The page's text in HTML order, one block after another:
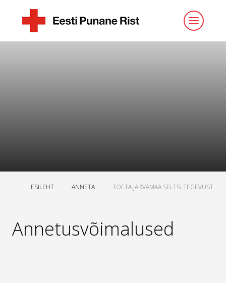
ESILEHT ANNETA TOETA JARVAMAA SELTSI TEGEVUST
Annetusvõimalused